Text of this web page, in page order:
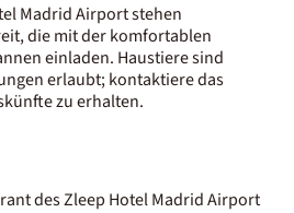
Madrid Airport stehen
die mit der komfortablen
einladen. Haustiere sind
erlaubt; kontaktiere das
zu erhalten.
des Zleep Hotel Madrid Airport